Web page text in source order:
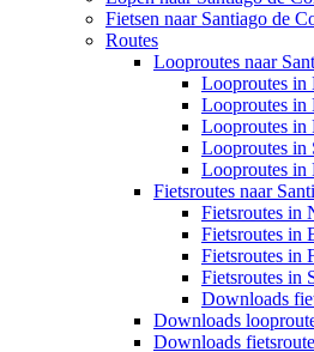
Fietsen naar Santiago de
Routes
Looproutes naar
Looproutes in
Looproutes in
Looproutes in
Looproutes in
Looproutes in
Fietsroutes naar
Fietsroutes in
Fietsroutes in
Fietsroutes in
Fietsroutes in
Downloads
Downloads
Downloads